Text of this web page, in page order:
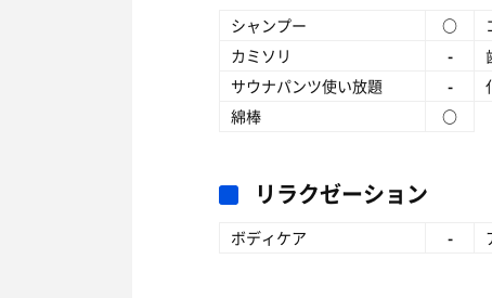
シャンプー ○
カミソリ
-
サウナパンツ使い放題
-
綿棒
○
リラクゼーション
ボディケア -